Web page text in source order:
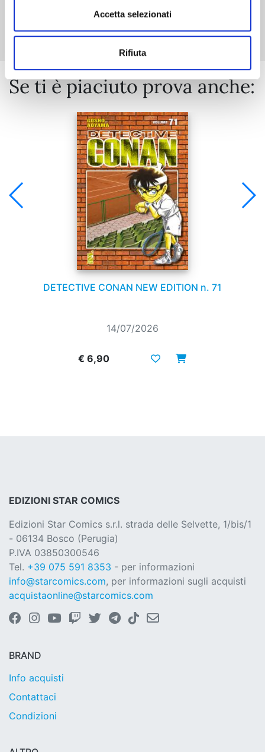
Accetta selezionati
Rifiuta
Mostra tutto
Se ti è piaciuto prova anche:
DETECTIVE CONAN NEW EDITION n. 71
14/07/2026
€ 6,90
EDIZIONI STAR COMICS
Edizioni Star Comics s.r.l. strada delle Selvette, 1/bis/1
- 06134 Bosco (Perugia)
P.IVA 03850300546
Tel. +39 075 591 8353 - per informazioni
info@starcomics.com, per informazioni sugli acquisti
acquistaonline@starcomics.com
BRAND
Info acquisti
Contattaci
Condizioni